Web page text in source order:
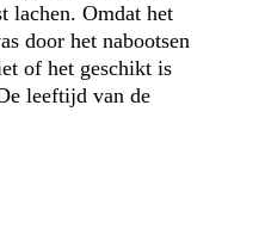
lachen. Omdat het
door het nabootsen
of het geschikt is
leeftijd van de